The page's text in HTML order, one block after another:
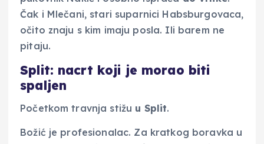
Čak i Mlečani, stari suparnici Habsburgovaca,
očito znaju s kim imaju posla. Ili barem ne
pitaju.
Split: nacrt koji je morao biti
spaljen
Početkom travnja stižu u Split.
Božić je profesionalac. Za kratkog boravka u